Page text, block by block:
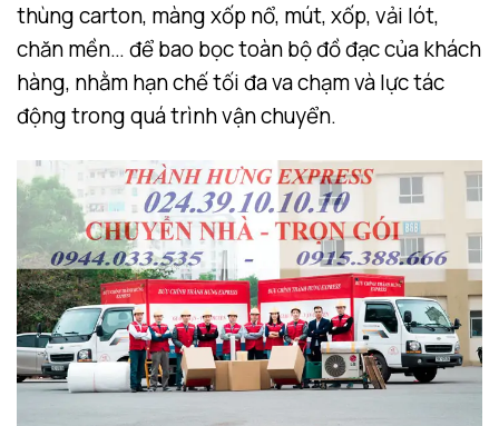
thùng carton, màng xốp nổ, mút, xốp, vải lót,
chăn mền… để bao bọc toàn bộ đồ đạc của khách
hàng, nhằm hạn chế tối đa va chạm và lực tác
động trong quá trình vận chuyển.